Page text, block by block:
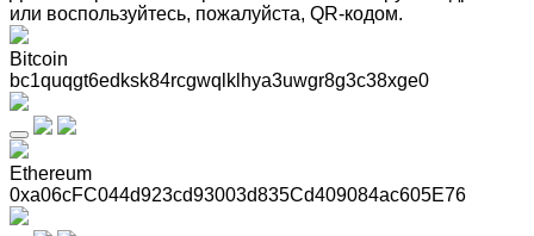
или воспользуйтесь, пожалуйста, QR-кодом.
Bitcoin
bc1quqgt6edksk84rcgwqlklhya3uwgr8g3c38xge0
Ethereum
0xa06cFC044d923cd93003d835Cd409084ac605E76